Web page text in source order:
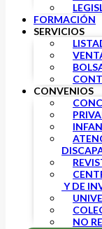
FORMACIÓN
SERVICIOS
CONVENIOS
Y DE
NO